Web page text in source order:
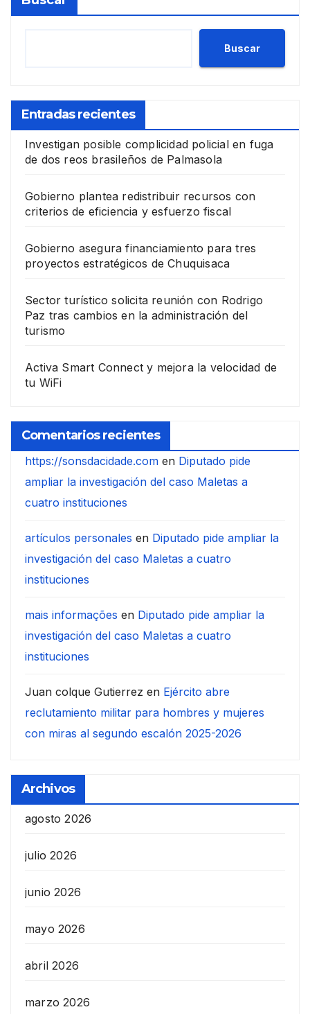
Buscar
Entradas recientes
Investigan posible complicidad policial en fuga
de dos reos brasileños de Palmasola
Gobierno plantea redistribuir recursos con
criterios de eficiencia y esfuerzo fiscal
Gobierno asegura financiamiento para tres
proyectos estratégicos de Chuquisaca
Sector turístico solicita reunión con Rodrigo
Paz tras cambios en la administración del
turismo
Activa Smart Connect y mejora la velocidad de
tu WiFi
Comentarios recientes
https://sonsdacidade.com en Diputado pide
ampliar la investigación del caso Maletas a
cuatro instituciones
artículos personales en Diputado pide ampliar la
investigación del caso Maletas a cuatro
instituciones
mais informações en Diputado pide ampliar la
investigación del caso Maletas a cuatro
instituciones
Juan colque Gutierrez en Ejército abre
reclutamiento militar para hombres y mujeres
con miras al segundo escalón 2025-2026
Archivos
agosto 2026
julio 2026
junio 2026
mayo 2026
abril 2026
marzo 2026